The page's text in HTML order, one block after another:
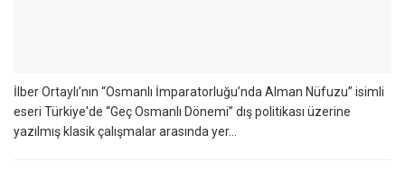
İlber Ortaylı’nın “Osmanlı İmparatorluğu’nda Alman Nüfuzu” isimli
eseri Türkiye'de “Geç Osmanlı Dönemi” dış politikası üzerine
yazılmış klasik çalışmalar arasında yer...